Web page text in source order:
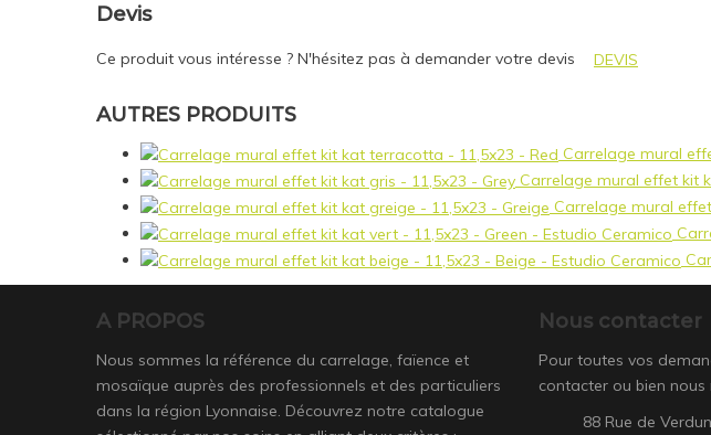
Devis
Ce produit vous intéresse ? N'hésitez pas à demander votre devis DEVIS
AUTRES PRODUITS
Carrelage mural
Carrelage mural effet kit
Carrelage mural
A PROPOS
Nous sommes la référence du carrelage, faïence et
mosaïque auprès des professionnels et des particuliers
dans la région Lyonnaise. Découvrez notre catalogue
Nous contacter
Pour toutes vos
contacter ou bien nous
88 Rue de